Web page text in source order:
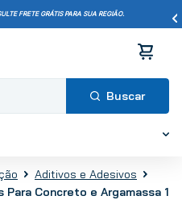
FRETE GRÁTIS PARA SUA REGIÃO.
Aditivos e Adesivos
Concreto e Argamassa 1